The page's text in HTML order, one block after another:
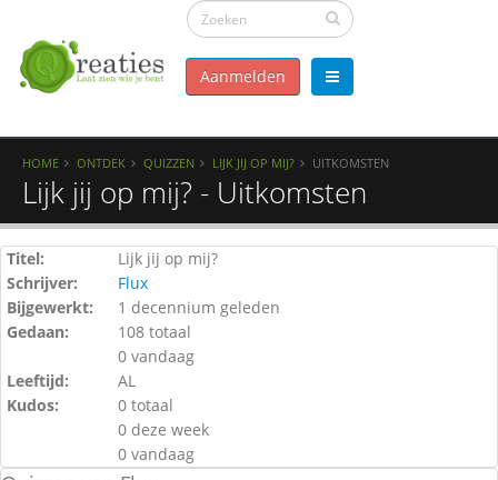
Aanmelden
HOME ONTDEK QUIZZEN LIJK JIJ OP MIJ? UITKOMSTEN
Lijk jij op mij? - Uitkomsten
Titel:
Lijk jij op mij?
Schrijver:
Flux
Bijgewerkt:
1 decennium geleden
Gedaan:
108 totaal
0 vandaag
Leeftijd:
AL
Kudos:
0 totaal
0 deze week
0 vandaag